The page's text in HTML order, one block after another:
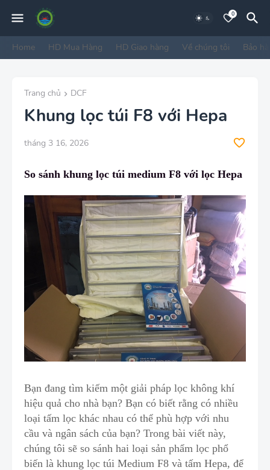
0
Home HD Mua Hàng HD Giao hàng Về chúng tôi Bảo
Trang chủ DCF
Khung lọc túi F8 với Hepa
tháng 3 16, 2026
So sánh khung lọc túi medium F8 với lọc Hepa
Bạn đang tìm kiếm một giải pháp lọc không khí
hiệu quả cho nhà bạn? Bạn có biết rằng có nhiều
loại tấm lọc khác nhau có thể phù hợp với nhu
cầu và ngân sách của bạn? Trong bài viết này,
chúng tôi sẽ so sánh hai loại sản phẩm lọc phổ
biến là khung lọc túi Medium F8 và tấm Hepa, để